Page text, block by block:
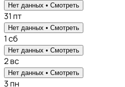
Нет данных • Смотреть
31 пт
Нет данных • Смотреть
1сб
Нет данных • Смотреть
2вс
Нет данных • Смотреть
3 пн